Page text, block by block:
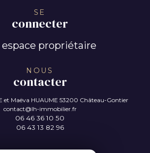
SE
connecter
espace propriétaire
NOUS
contacter
06 43 13 82 96
06 46 36 10 50
contact@lh-immobilier.fr
et Maëva HUAUME 53200 Château-Gontier